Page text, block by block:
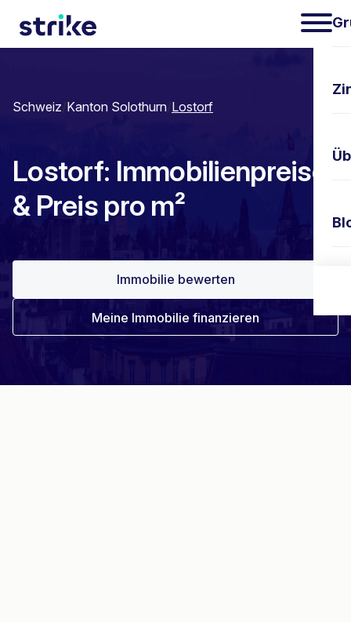
Schweiz/Kanton Solothurn/Lostorf
Lostorf: Immobilienpreise
& Preis pro m²
Immobilie bewerten
Meine Immobilie finanzieren